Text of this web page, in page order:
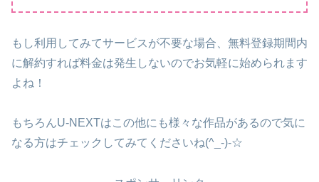
もし利用してみてサービスが不要な場合、無料登録期間内
に解約すれば料金は発生しないのでお気軽に始められます
よね！
もちろんU-NEXTはこの他にも様々な作品があるので気に
なる方はチェックしてみてくださいね(^_-)-☆